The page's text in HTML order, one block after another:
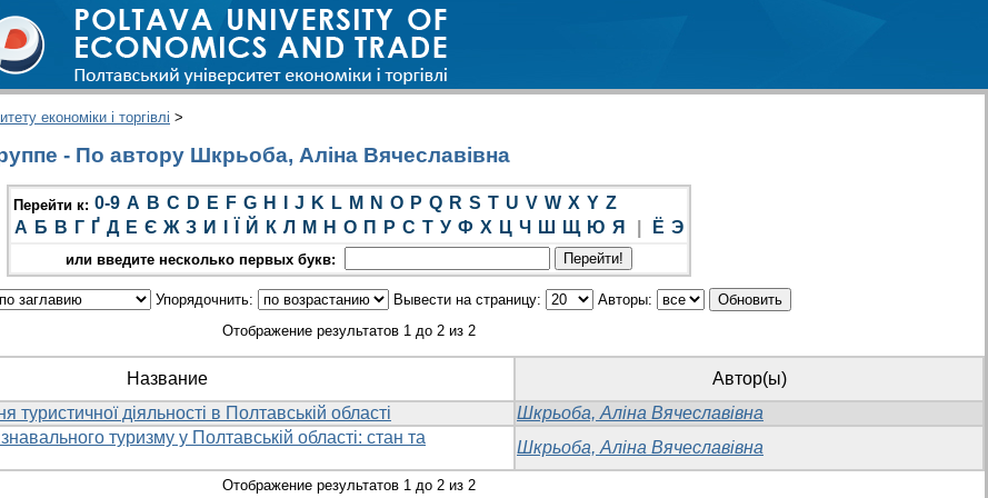
економіки і торгівлі >
- По автору Шкрьоба, Аліна Вячеславівна
Перейти к: 0-9 A B C D E F G H J K L M N O P Q R S T U V W X Y Z
А Б В Г Ґ Д Е Є Ж З И Й К Л М Н О П Р С Т У Ф Х Ц Ч Ш Щ Ю Я Ё Э
или введите несколько первых букв:
Упорядочнить: Вывести на страницу:
Авторы:
Отображение результатов 1 до 2 из 2
Название
Автор(ы)
туристичної діяльності в Полтавській області
Шкрьоба, Аліна Вячеславівна
туризму у Полтавській області: стан та
Шкрьоба, Аліна Вячеславівна
Отображение результатов 1 до 2 из 2